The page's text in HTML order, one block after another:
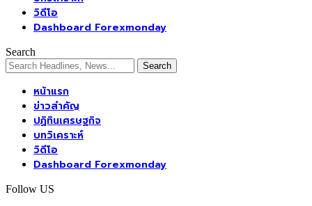
วิดีโอ
Dashboard Forexmonday
Search
หน้าแรก
ข่าวสำคัญ
ปฏิทินเศรษฐกิจ
บทวิเคราะห์
วิดีโอ
Dashboard Forexmonday
Follow US